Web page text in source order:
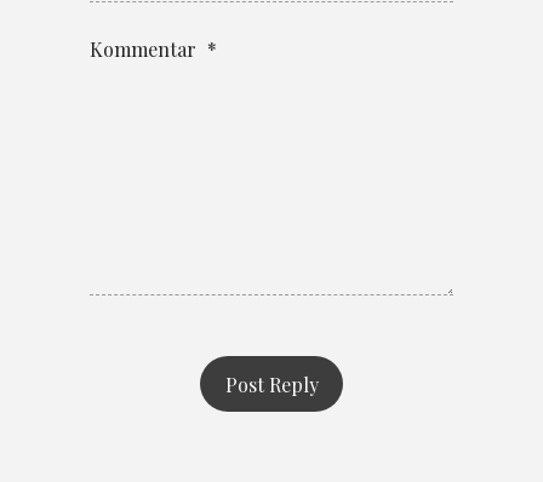
Kommentar *